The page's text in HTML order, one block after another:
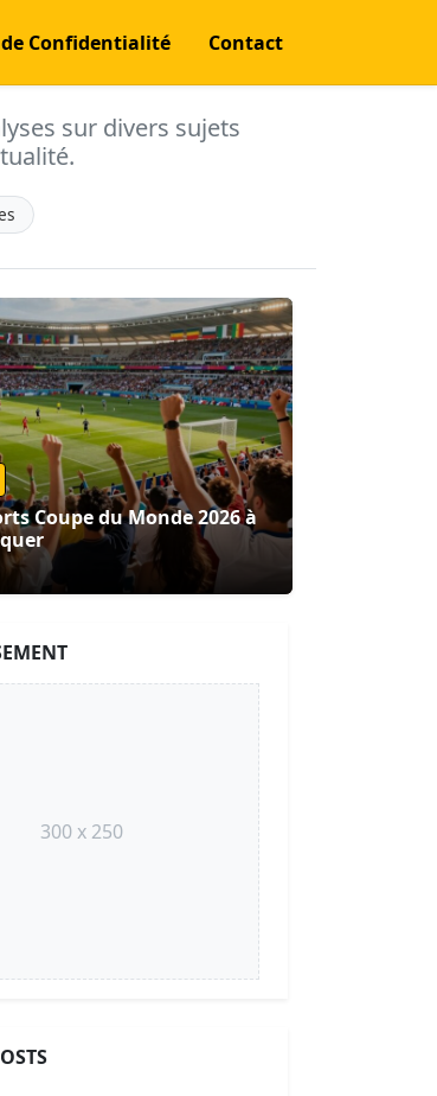
Confidentialité Contact
sur divers sujets
Coupe du Monde 2026 à
300 x 250